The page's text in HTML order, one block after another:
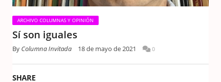
ARCHIVO COLUMNAS Y OPINIÓN
Sí son iguales
By Columna Invitada 18 de mayo de 2021 0
SHARE